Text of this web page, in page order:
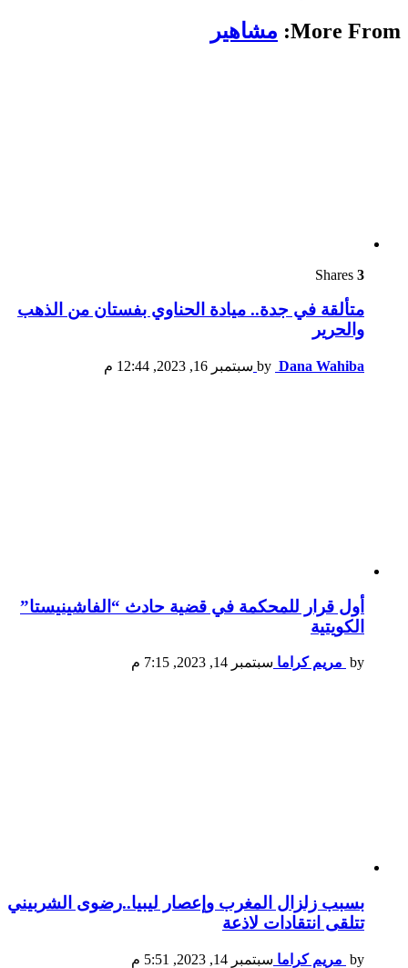
More From: مشاهير
3
متألقة في جدة.. ميادة الحناوي بفستان من الذهب
والحرير
by Dana Wahiba سبتمبر 16, 2023, 12:44 م
أول قرار للمحكمة في قضية حادث “الفاشينيستا”
الكويتية
by مريم كراما سبتمبر 14, 2023, 7:15 م
بسبب زلزال المغرب وإعصار ليبيا..رضوى الشربيني
تتلقى انتقادات لاذعة
by مريم كراما سبتمبر 14, 2023, 5:51 م